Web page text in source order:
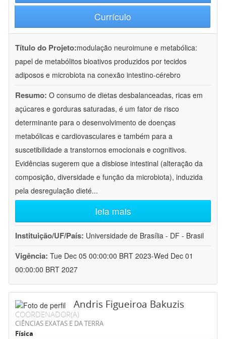
Currículo
Título do Projeto:modulação neuroimune e metabólica:
papel de metabólitos bioativos produzidos por tecidos
adiposos e microbiota na conexão intestino-cérebro
Resumo: O consumo de dietas desbalanceadas, ricas em
açúcares e gorduras saturadas, é um fator de risco
determinante para o desenvolvimento de doenças
metabólicas e cardiovasculares e também para a
suscetibilidade a transtornos emocionais e cognitivos.
Evidências sugerem que a disbiose intestinal (alteração da
composição, diversidade e função da microbiota), induzida
pela desregulação dieté...
leia mais
Instituição/UF/País: Universidade de Brasília - DF - Brasil
Vigência: Tue Dec 05 00:00:00 BRT 2023-Wed Dec 01
00:00:00 BRT 2027
Andris Figueiroa Bakuzis
COORDENADOR(A)
CIÊNCIAS EXATAS E DA TERRA
Física